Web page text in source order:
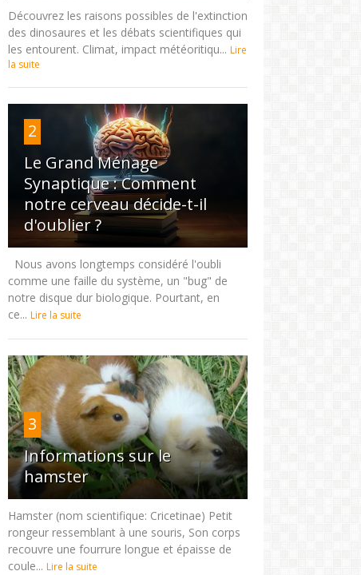
Découvrez les raisons possibles de l'extinction
des dinosaures et les débats scientifiques qui
les entourent. Climat, impact météoritiqu... Lire
la suite
2
Le Grand Ménage
Synaptique : Comment
notre cerveau décide-t-il
d'oublier ?
Nous avons longtemps considéré l'oubli
comme une faille du système, un "bug" de
notre disque dur biologique. Pourtant, en
ce... Lire la suite
3
Informations sur le
hamster
Hamster (nom scientifique: Cricetinae) Petit
rongeur ressemblant à une souris, Son corps
recouvre une fourrure longue et épaisse de
coule... Lire la suite